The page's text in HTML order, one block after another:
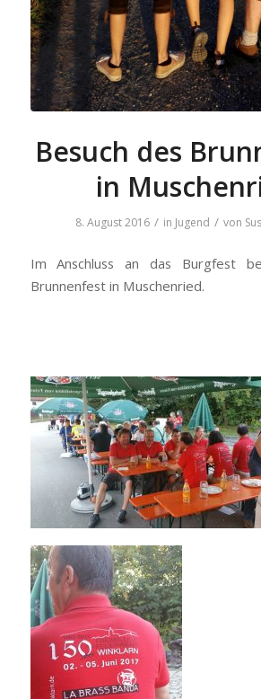
Besuch des
in
8. August 2016 / in Jugend / von
Im Anschluss an das Burgfest
Brunnenfest in Muschenried.